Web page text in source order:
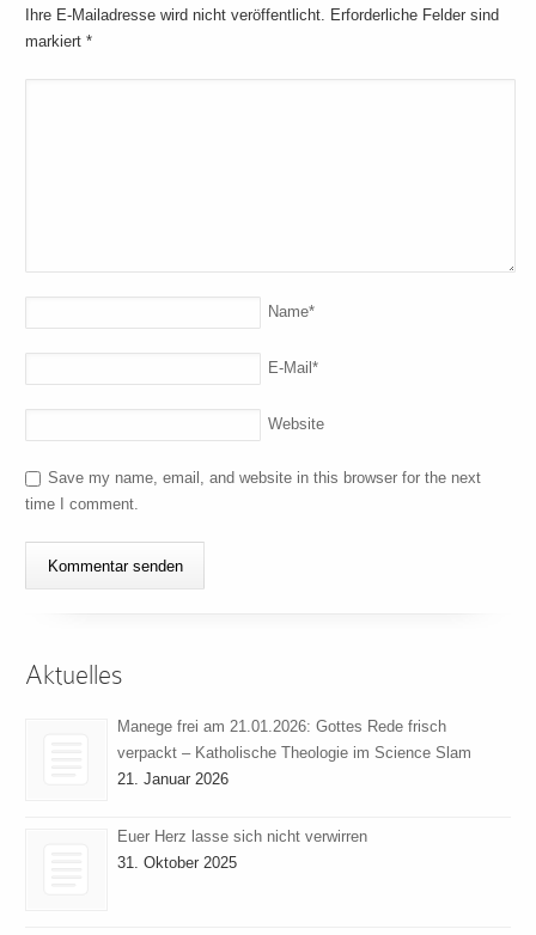
Ihre E-Mailadresse wird nicht veröffentlicht. Erforderliche Felder sind
markiert*
Name*
E-Mail*
Website
Save my name, email, and website in this browser for the next
time I comment.
Aktuelles
Manege frei am 21.01.2026: Gottes Rede frisch
verpackt – Katholische Theologie im Science Slam
21. Januar 2026
Euer Herz lasse sich nicht verwirren
31. Oktober 2025